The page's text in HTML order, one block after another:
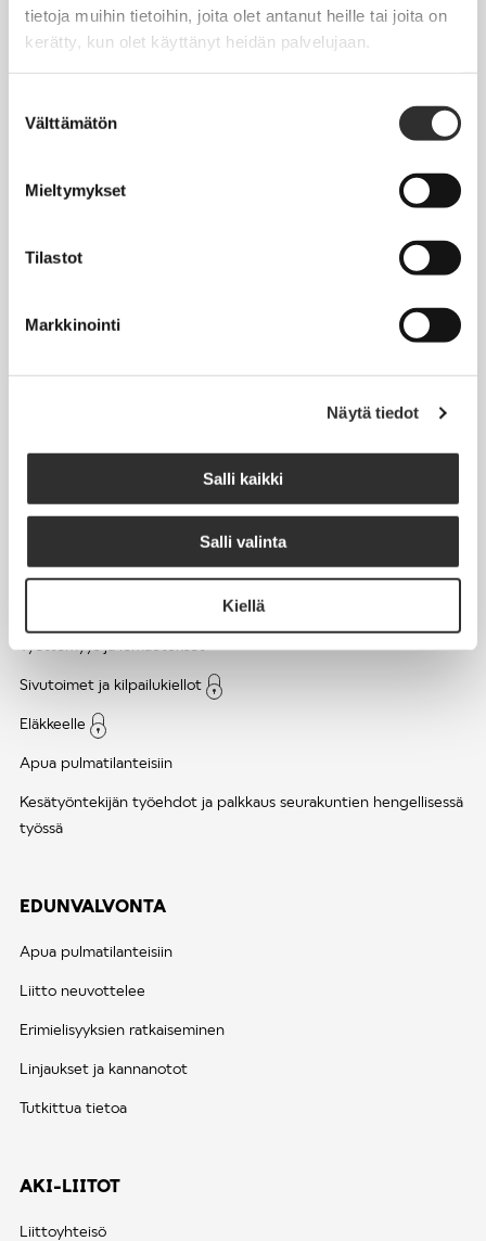
tietoja muihin tietoihin, joita olet antanut heille tai joita on
kerätty, kun olet käyttänyt heidän palvelujaan.
valinta
Välttämätön
Mieltymykset
Tilastot
Markkinointi
Näytä tiedot
Salli kaikki
Salli valinta
Kiellä
AJANKOHTAISTA
Työaika
Sivutoimet ja kilpailukiellot
Eläkkeelle
Apua pulmatilanteisiin
Kesätyöntekijän työehdot ja palkkaus seurakuntien hengellisessä
työssä
EDUNVALVONTA
Apua pulmatilanteisiin
Liitto neuvottelee
Erimielisyyksien ratkaiseminen
Linjaukset ja kannanotot
Tutkittua tietoa
AKI-LIITOT
Liittoyhteisö